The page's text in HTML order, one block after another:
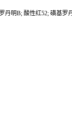
丹明B; 酸性红52; 磺基罗